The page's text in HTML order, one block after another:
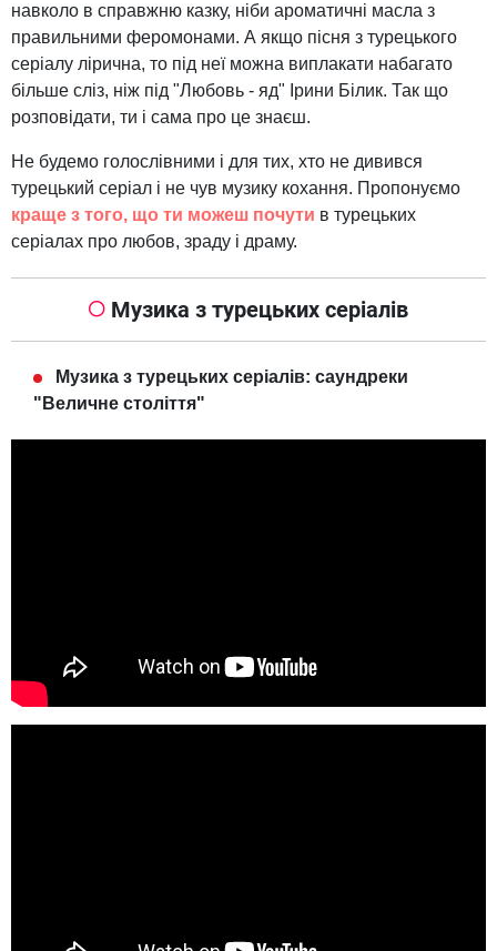
навколо в справжню казку, ніби ароматичні масла з
правильними феромонами. А якщо пісня з турецького
серіалу лірична, то під неї можна виплакати набагато
більше сліз, ніж під "Любовь - яд" Ірини Білик. Так що
розповідати, ти і сама про це знаєш.
Не будемо голослівними і для тих, хто не дивився
турецький серіал і не чув музику кохання. Пропонуємо
краще з того, що ти можеш почути в турецьких
серіалах про любов, зраду і драму.
Музика з турецьких серіалів
Музика з турецьких серіалів: саундреки
"Величне століття"